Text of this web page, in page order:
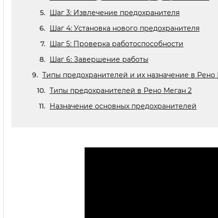
Шаг 3: Извлечение предохранителя
Шаг 4: Установка нового предохранителя
Шаг 5: Проверка работоспособности
Шаг 6: Завершение работы
Типы предохранителей и их назначение в Рено
Типы предохранителей в Рено Меган 2
Назначение основных предохранителей